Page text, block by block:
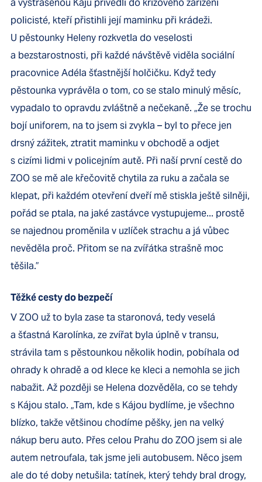
policisté, kteří přistihli její maminku při krádeži.
U pěstounky Heleny rozkvetla do veselosti
a bezstarostnosti, při každé návštěvě viděla sociální
pracovnice Adéla šťastnější holčičku. Když tedy
pěstounka vyprávěla o tom, co se stalo minulý měsíc,
vypadalo to opravdu zvláštně a nečekaně. „Že se trochu
bojí uniforem, na to jsem si zvykla – byl to přece jen
drsný zážitek, ztratit maminku v obchodě a odjet
s cizími lidmi v policejním autě. Při naší první cestě do
ZOO se mě ale křečovitě chytila za ruku a začala se
klepat, při každém otevření dveří mě stiskla ještě silněji,
pořád se ptala, na jaké zastávce vystupujeme... prostě
se najednou proměnila v uzlíček strachu a já vůbec
nevěděla proč. Přitom se na zvířátka strašně moc
těšila.”
Těžké cesty do bezpečí
V ZOO už to byla zase ta staronová, tedy veselá
a šťastná Karolínka, ze zvířat byla úplně v transu,
strávila tam s pěstounkou několik hodin, pobíhala od
ohrady k ohradě a od klece ke kleci a nemohla se jich
nabažit. Až později se Helena dozvěděla, co se tehdy
s Kájou stalo. „Tam, kde s Kájou bydlíme, je všechno
blízko, takže většinou chodíme pěšky, jen na velký
nákup beru auto. Přes celou Prahu do ZOO jsem si ale
autem netroufala, tak jsme jeli autobusem. Něco jsem
ale do té doby netušila: tatínek, který tehdy bral drogy,